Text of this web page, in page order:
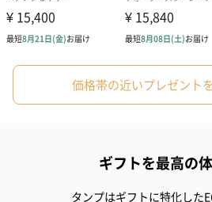
XL（
価格帯の近いプレゼント
ギフトを最高の体
タンプはギフトに特化した